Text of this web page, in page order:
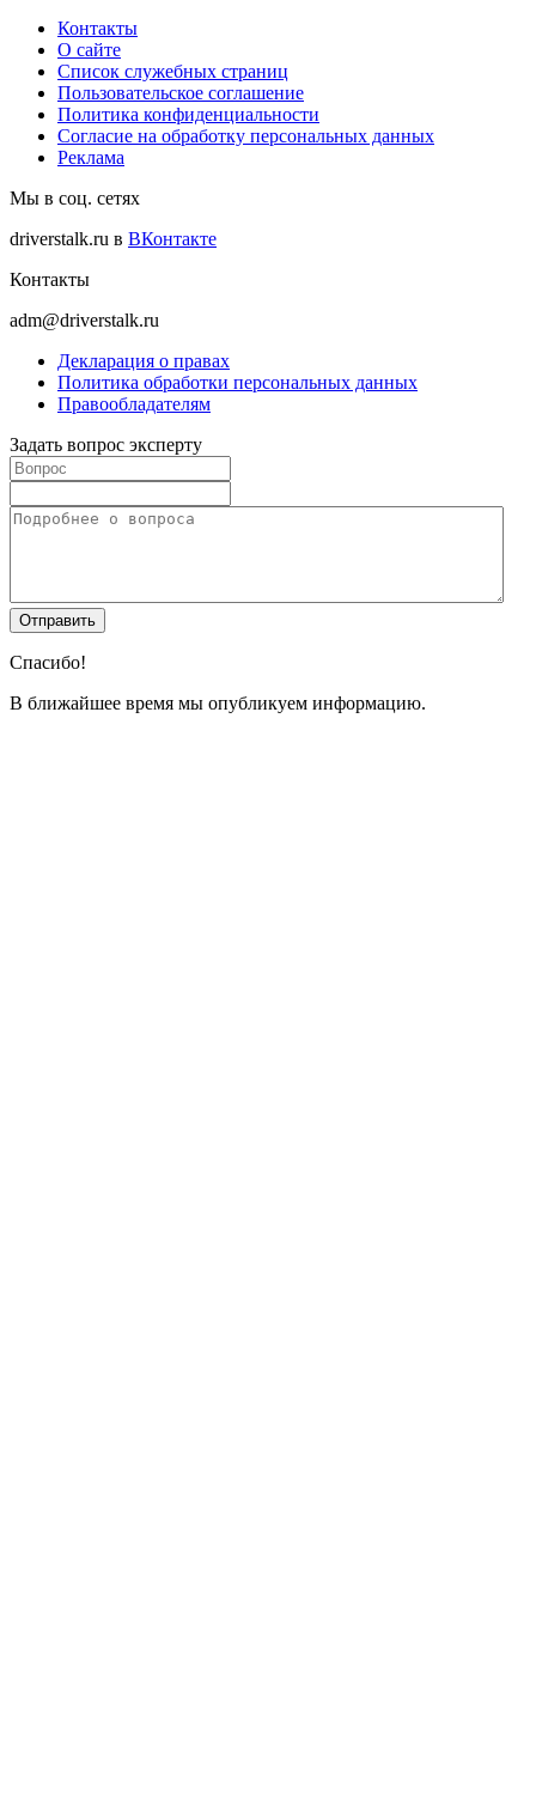
Контакты
О сайте
Список служебных страниц
Пользовательское соглашение
Политика конфиденциальности
Согласие на обработку персональных данных
Реклама
Мы в соц. сетях
driverstalk.ru в ВКонтакте
Контакты
adm@driverstalk.ru
Декларация о правах
Политика обработки персональных данных
Правообладателям
Задать вопрос эксперту
Спасибо!
В ближайшее время мы опубликуем информацию.